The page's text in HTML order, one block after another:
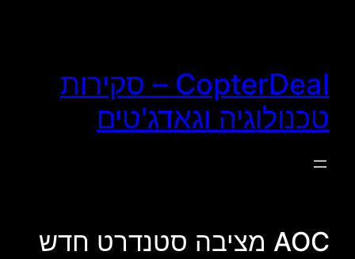
CopterDeal – סקירות
טכנולוגיה וגאדג'טים
AOC מציבה סטנדרט חדש